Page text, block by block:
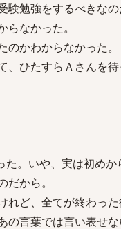
勉強をするべきなの
なかった。
かわからなかった。
ひたすらＡさんを待
。いや、実は初めか
から。
ど、全てが終わった
言葉では言い表せな